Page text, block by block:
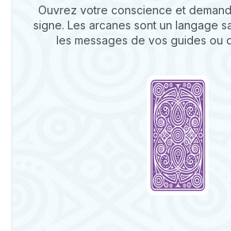
Ouvrez votre conscience et
signe. Les arcanes sont un langage
les messages de vos guides ou